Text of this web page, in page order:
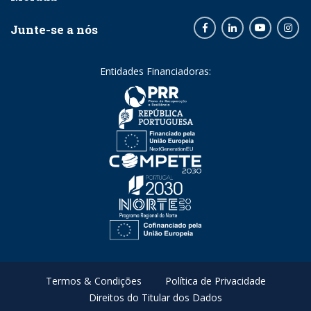
Junte-se a nós FacebookLinkedInYoutube
Entidades Financiadoras:
Termos & Condições
Política de Privacidade
Direitos do Titular dos Dados